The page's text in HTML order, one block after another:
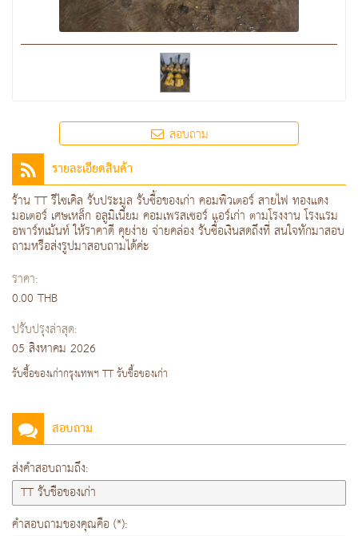
สอบถาม
รายละเอียดสินค้า
ร้าน TT รีไซเคิล รับประมูล รับซื้อของเก่า คอมพิวเตอร์ สายไฟ ทองแดง
มอเตอร์ เศษเหล็ก อลูมิเนียม คอมเพรสเซอร์ แอร์เก่า ตามโรงงาน โรงแรม
อพาร์ทเม้นท์ ให้ราคาดี คุยง่าย จ่ายคล่อง รับซื้อเงินสดถึงที่ สนใจทักมาสอบ
ถามหรือส่งรูปมาสอบถามได้ค่ะ
ราคา:
0.00 THB
ปรับปรุงล่าสุด:
05 สิงหาคม 2026
รับซื้อของเก่ากรุงเทพฯ TT รับชื้อของเก่า
สอบถาม
ส่งคำสอบถามถึง:
คำสอบถามของคุณคือ (*):